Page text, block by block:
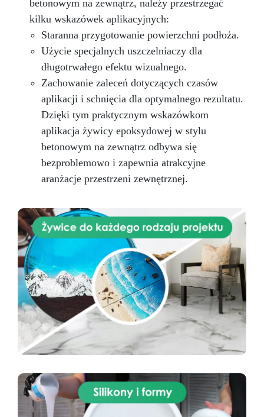
betonowym na zewnątrz, należy przestrzegać
kilku wskazówek aplikacyjnych:
Staranna przygotowanie powierzchni podłoża.
Użycie specjalnych uszczelniaczy dla
długotrwałego efektu wizualnego.
Zachowanie zaleceń dotyczących czasów
aplikacji i schnięcia dla optymalnego rezultatu.
Dzięki tym praktycznym wskazówkom
aplikacja żywicy epoksydowej w stylu
betonowym na zewnątrz odbywa się
bezproblemowo i zapewnia atrakcyjne
aranżacje przestrzeni zewnętrznej.